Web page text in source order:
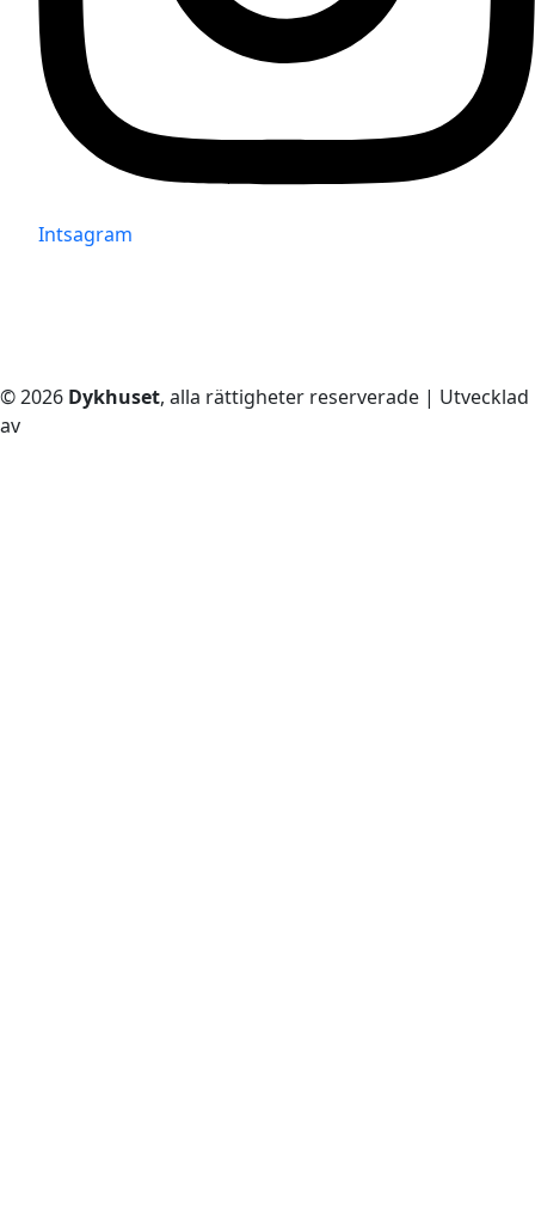
Intsagram
© 2026 Dykhuset, alla rättigheter reserverade | Utvecklad
av